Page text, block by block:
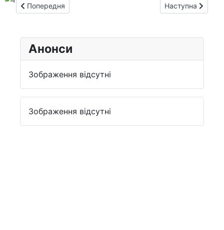
Попередня стаття: МІСТЕРІЯ ВЕЛИКОДНЯ (HOMO ERECTUS
Попередня Наступна
Наступна
Анонси
Зображення відсутні
Зображення відсутні